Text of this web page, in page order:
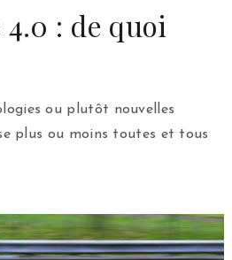
: de quoi
ou plutôt nouvelles
plus ou moins toutes et tous